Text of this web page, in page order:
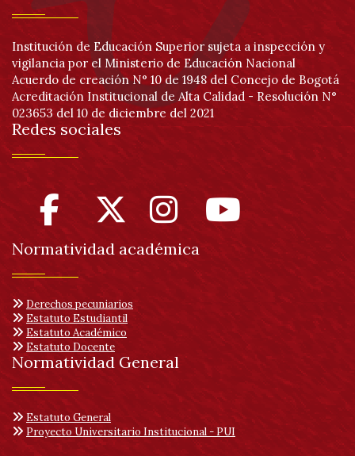
Institución de Educación Superior sujeta a inspección y
vigilancia por el Ministerio de Educación Nacional
Acuerdo de creación N° 10 de 1948 del Concejo de Bogotá
Acreditación Institucional de Alta Calidad - Resolución N°
023653 del 10 de diciembre del 2021
Redes sociales
Normatividad académica
Derechos pecuniarios
Estatuto Estudiantil
Estatuto Académico
Estatuto Docente
Normatividad General
Estatuto General
Proyecto Universitario Institucional - PUI